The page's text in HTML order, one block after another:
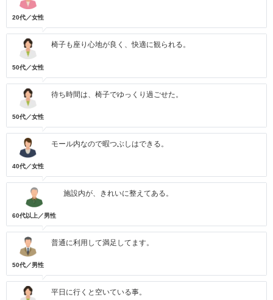
20代／女性
50代／女性
椅子も座り心地が良く、快適に観られる。
50代／女性
待ち時間は、椅子でゆっくり過ごせた。
40代／女性
モール内なので暇つぶしはできる。
60代以上／男性
施設内が、きれいに整えてある。
50代／男性
普通に利用して満足してます。
平日に行くと空いている事。